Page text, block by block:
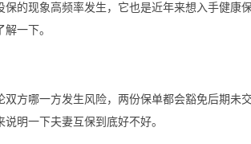
的现象高频率发生，它也是近年来想入手健康
一下。
方哪一方发生风险，两份保单都会豁免后期未
明一下夫妻互保到底好不好。